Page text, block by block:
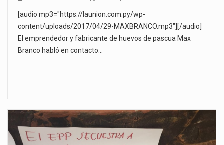
[audio mp3="https://launion.com.py/wp-
content/uploads/2017/04/29-MAXBRANCO.mp3"][/audio]
El emprendedor y fabricante de huevos de pascua Max
Branco habló en contacto…